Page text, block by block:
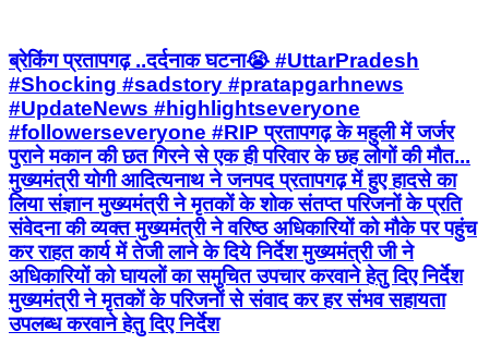
ब्रेकिंग प्रतापगढ़ ..दर्दनाक घटना😭 #UttarPradesh
#Shocking #sadstory #pratapgarhnews
#UpdateNews #highlightseveryone
#followerseveryone #RIP प्रतापगढ़ के महुली में जर्जर
पुराने मकान की छत गिरने से एक ही परिवार के छह लोगों की मौत...
मुख्यमंत्री योगी आदित्यनाथ ने जनपद प्रतापगढ़ में हुए हादसे का
लिया संज्ञान मुख्यमंत्री ने मृतकों के शोक संतप्त परिजनों के प्रति
संवेदना की व्यक्त मुख्यमंत्री ने वरिष्ठ अधिकारियों को मौके पर पहुंच
कर राहत कार्य में तेजी लाने के दिये निर्देश मुख्यमंत्री जी ने
अधिकारियों को घायलों का समुचित उपचार करवाने हेतु दिए निर्देश
मुख्यमंत्री ने मृतकों के परिजनों से संवाद कर हर संभव सहायता
उपलब्ध करवाने हेतु दिए निर्देश